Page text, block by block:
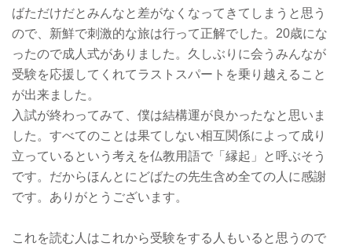
ばただけだとみんなと差がなくなってきてしまうと思う
ので、新鮮で刺激的な旅は行って正解でした。20歳にな
ったので成人式がありました。久しぶりに会うみんなが
受験を応援してくれてラストスパートを乗り越えること
が出来ました。
入試が終わってみて、僕は結構運が良かったなと思いま
した。すべてのことは果てしない相互関係によって成り
立っているという考えを仏教用語で「縁起」と呼ぶそう
です。だからほんとにどばたの先生含め全ての人に感謝
です。ありがとうございます。
これを読む人はこれから受験をする人もいると思うので